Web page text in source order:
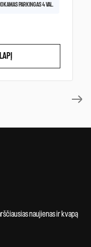
PARKINGAS 4 VAL.
naujienas ir kvapą